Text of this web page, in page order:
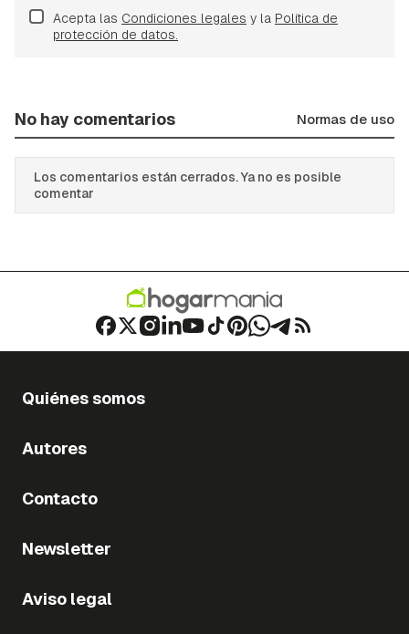
Acepta las Condiciones legales y la Política de
protección de datos.
No hay comentarios Normas de uso
Los comentarios están cerrados. Ya no es posible
comentar
Quiénes somos
Autores
Contacto
Newsletter
Aviso legal